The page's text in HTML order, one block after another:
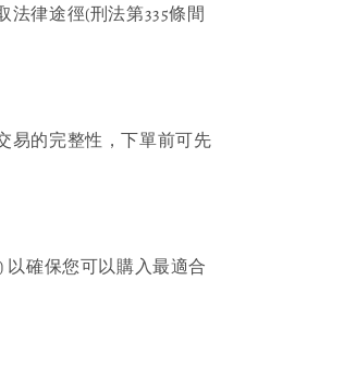
律途徑(刑法第335條間
易的完整性，下單前可先
以確保您可以購入最適合